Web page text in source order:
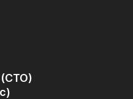
(СТО)